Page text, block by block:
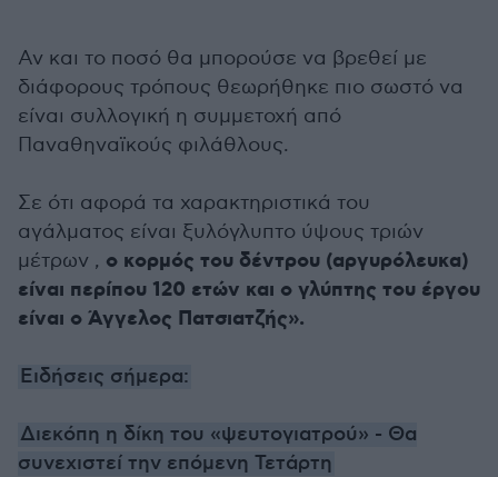
Αν και το ποσό θα μπορούσε να βρεθεί με
διάφορους τρόπους θεωρήθηκε πιο σωστό να
είναι συλλογική η συμμετοχή από
Παναθηναϊκούς φιλάθλους.
Σε ότι αφορά τα χαρακτηριστικά του
αγάλματος είναι ξυλόγλυπτο ύψους τριών
μέτρων , ο κορμός του δέντρου (αργυρόλευκα)
είναι περίπου 120 ετών και ο γλύπτης του έργου
είναι ο Άγγελος Πατσιατζής».
Ειδήσεις σήμερα:
Διεκόπη η δίκη του «ψευτογιατρού» - Θα
συνεχιστεί την επόμενη Τετάρτη